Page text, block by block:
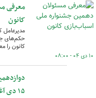
معرفی
کانون
مدیرعامل
حکم‌های
کانون را
۱۰ دی ۰۴ - ۰۸:۰۰
۱۵ دی آغاز می‌شود